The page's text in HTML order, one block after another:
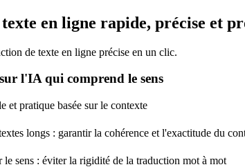
en ligne rapide, précise et
de texte en ligne précise en un clic.
l'IA qui comprend le sens
et pratique basée sur le contexte
longs : garantir la cohérence et l'exactitude du
le sens : éviter la rigidité de la traduction mot à mot